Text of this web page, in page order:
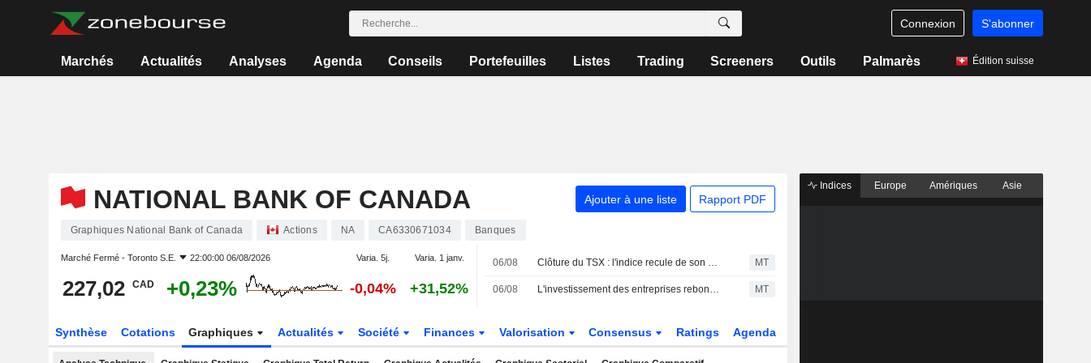
Connexion S'abonner
Marchés Actualités Analyses Agenda Conseils Portefeuilles Listes Trading Screeners Outils Palmarès Édition suisse
NATIONAL BANK OF CANADA Ajouter à une liste Rapport PDF
Graphiques National Bank of Canada Actions NA CA6330671034 Banques
Marché Fermé - Toronto S.E. 22:00:00 06/08/2026 Varia. 5j. Varia. 1 janv.
227,02 CAD +0,23% -0,04% +31,52%
06/08 Clôture du TSX : l'indice recule de son sommet historique, le repli de la technologie éclipsant la progression de l'énergie portée par le pétrole MT
06/08 L'investissement des entreprises rebondit au Canada sous l'impulsion de l'intelligence artificielle, selon la Banque Nationale MT
Synthèse Cotations Graphiques Actualités Société Finances Valorisation Consensus Ratings Agenda
Indices Europe Amériques Asie